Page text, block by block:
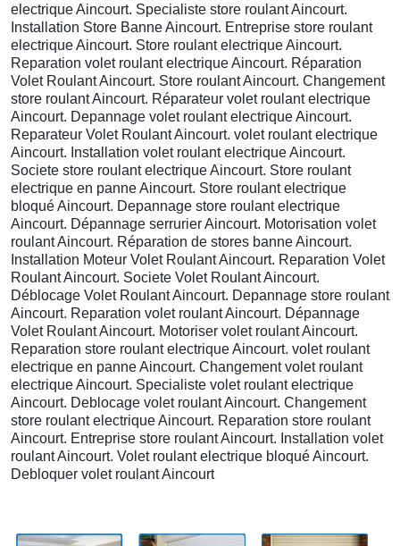
electrique Aincourt. Specialiste store roulant Aincourt.
Installation Store Banne Aincourt. Entreprise store roulant
electrique Aincourt. Store roulant electrique Aincourt.
Reparation volet roulant electrique Aincourt. Réparation
Volet Roulant Aincourt. Store roulant Aincourt. Changement
store roulant Aincourt. Réparateur volet roulant electrique
Aincourt. Depannage volet roulant electrique Aincourt.
Reparateur Volet Roulant Aincourt. volet roulant electrique
Aincourt. Installation volet roulant electrique Aincourt.
Societe store roulant electrique Aincourt. Store roulant
electrique en panne Aincourt. Store roulant electrique
bloqué Aincourt. Depannage store roulant electrique
Aincourt. Dépannage serrurier Aincourt. Motorisation volet
roulant Aincourt. Réparation de stores banne Aincourt.
Installation Moteur Volet Roulant Aincourt. Reparation Volet
Roulant Aincourt. Societe Volet Roulant Aincourt.
Déblocage Volet Roulant Aincourt. Depannage store roulant
Aincourt. Reparation volet roulant Aincourt. Dépannage
Volet Roulant Aincourt. Motoriser volet roulant Aincourt.
Reparation store roulant electrique Aincourt. volet roulant
electrique en panne Aincourt. Changement volet roulant
electrique Aincourt. Specialiste volet roulant electrique
Aincourt. Deblocage volet roulant Aincourt. Changement
store roulant electrique Aincourt. Reparation store roulant
Aincourt. Entreprise store roulant Aincourt. Installation volet
roulant Aincourt. Volet roulant electrique bloqué Aincourt.
Debloquer volet roulant Aincourt